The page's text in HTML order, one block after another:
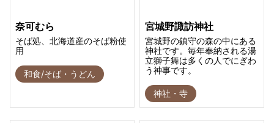
奈可むら
そば処、北海道産のそば粉使
用
和食/そば・うどん
宮城野諏訪神社
宮城野の鎮守の森の中にある
神社です。毎年奉納される湯
立獅子舞は多くの人でにぎわ
う神事です。
神社・寺